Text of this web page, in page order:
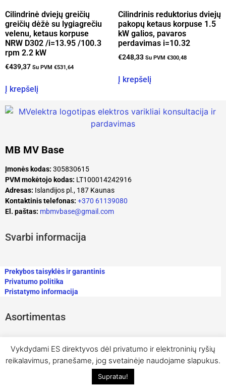
Cilindrinė dviejų greičių
greičių dėžė su lygiagrečiu
velenu, ketaus korpuse
NRW D302 /i=13.95 /100.3
rpm 2.2 kW
€439,37 Su PVM €531,64
Į krepšelį
Cilindrinis reduktorius dviejų
pakopų ketaus korpuse 1.5
kW galios, pavaros
perdavimas i=10.32
€248,33 Su PVM €300,48
Į krepšelį
MB MV Base
Įmonės kodas: 305830615
PVM mokėtojo kodas: LT100014242916
Adresas: Islandijos pl., 187 Kaunas
Kontaktinis telefonas: +370 61139080
El. paštas: mbmvbase@gmail.com
Svarbi informacija
Prekybos taisyklės ir garantinis
Privatumo politika
Pristatymo informacija
Asortimentas
© Visos teisės saugomos MB MV Base 2023
Vykdydami ES direktyvos dėl privatumo ir elektroninių ryšių
reikalavimus, pranešame, jog svetainėje naudojame slapukus.
Supratau!